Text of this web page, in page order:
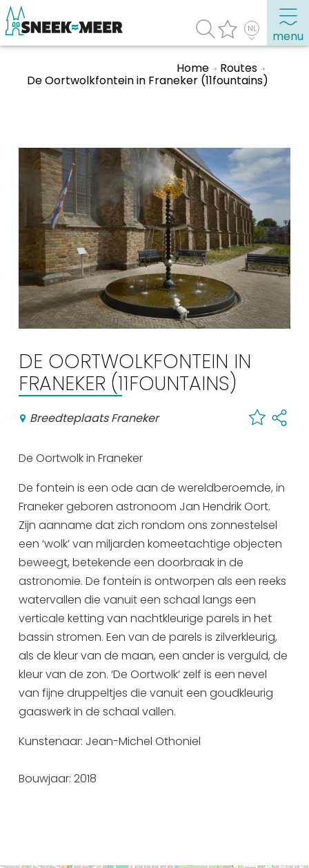
menu
Toeristische informatie
Bezienswaardigheden
Winkelen, uitgaan en doen
Eten, drinken & uitgaan
Watersport
Overnachten
Winkelen
En meer
Arrangementen
Jouw Sneek
De Friese meren
UITagenda
Routes
Veel bezochte pagina's:
Top 10 leuke dingen
Vakantie vieren in Sneek
Uitgaan in Sneek
Overnachten in Sneek
Citygame Escapegame Sneek
Webcams
De leukste routes
Interactieve plattegrond van Sneek
Bootverhuur
Home Routes
De Oortwolkfontein in Franeker (11fountains)
DE OORTWOLKFONTEIN IN
FRANEKER (11FOUNTAINS)
Breedteplaats Franeker
De Oortwolk in Franeker
De fontein is een ode aan de wereldberoemde, in
Franeker geboren astronoom Jan Hendrik Oort.
Zijn aanname dat zich rondom ons zonnestelsel
een ‘wolk’ van miljarden komeetachtige objecten
beweegt, betekende een doorbraak in de
astronomie. De fontein is ontworpen als een reeks
watervallen die vanuit een schaal langs een
verticale ketting van nachtkleurige parels in het
bassin stromen. Een van de parels is zilverkleurig,
als de kleur van de maan, een ander is verguld, de
kleur van de zon. ‘De Oortwolk’ zelf is een nevel
van fijne druppeltjes die vanuit een goudkleurig
gaaswerk in de schaal vallen.
Kunstenaar: Jean-Michel Othoniel
Bouwjaar: 2018